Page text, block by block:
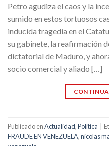
Petro agudiza el caos y la
sumido en estos tortuosos
inducida tragedia en el
su gabinete, la reafirmación
dictatorial de Maduro, y
socio comercial y aliado […]
Publicado enActualidad,Política
FRAUDE EN VENEZUELA,nicolas